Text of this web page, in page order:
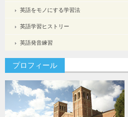
英語をモノにする学習法
英語学習ヒストリー
英語発音練習
プロフィール